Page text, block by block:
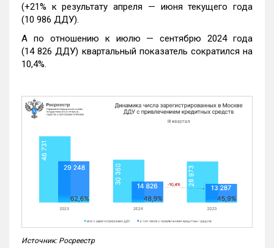
(+21% к результату апреля — июня текущего года
(10 986 ДДУ).
А по отношению к июлю — сентябрю 2024 года
(14 826 ДДУ) квартальный показатель сократился на
10,4%.
Источник: Росреестр